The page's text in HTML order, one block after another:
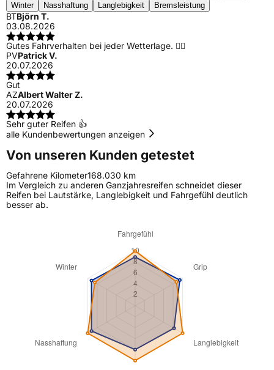
Winter
Nasshaftung Langlebigkeit Bremsleistung
BTBjörn T.
03.08.2026
Gutes Fahrverhalten bei jeder Wetterlage. 👍🏻
PVPatrick V.
20.07.2026
Gut
AZAlbert Walter Z.
20.07.2026
Sehr guter Reifen 👍
alle Kundenbewertungen anzeigen
Von unseren Kunden getestet
Gefahrene Kilometer168.030 km
Im Vergleich zu anderen Ganzjahresreifen schneidet dieser
Reifen bei Lautstärke, Langlebigkeit und Fahrgefühl deutlich
besser ab.